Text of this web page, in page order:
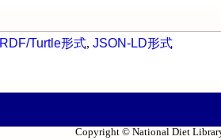
RDF/Turtle形式, JSON-LD形式
Copyright © National Diet